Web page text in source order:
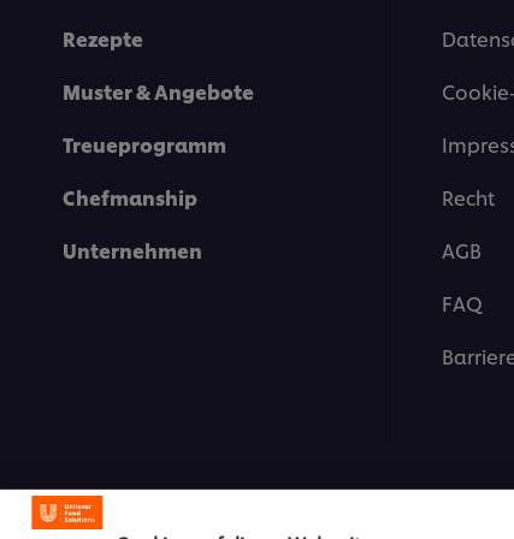
Rezepte
Muster & Angebote
Treueprogramm
Chefmanship
Unternehmen
Recht
AGB
FAQ